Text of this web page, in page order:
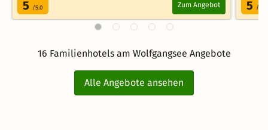
5 /5.0 Zum Angebot 5 /5.0
16 Familienhotels am Wolfgangsee Angebote
Alle Angebote ansehen